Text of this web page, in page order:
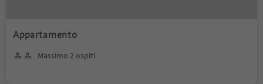
Appartamento
Massimo 2 ospiti